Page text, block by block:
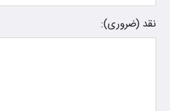
نقد (ضروری):